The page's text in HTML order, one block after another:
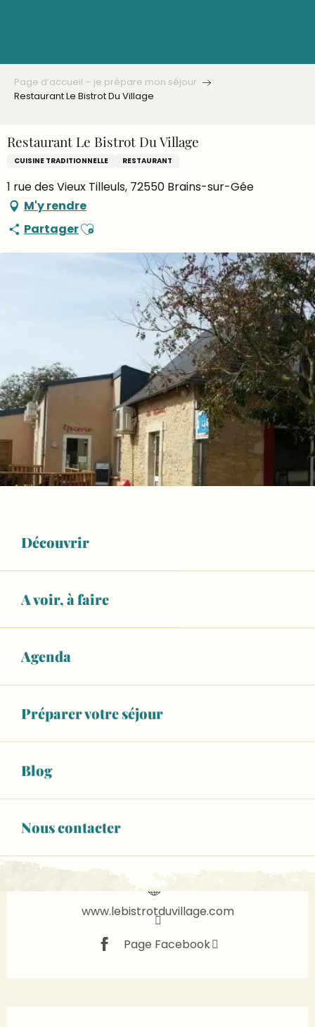
Découvrir
A voir, à faire
Agenda
Préparer votre séjour
Blog
Nous contacter
Page d’accueil – je prépare mon séjour
Restaurant Le Bistrot Du Village
Restaurant Le Bistrot Du Village
CUISINE TRADITIONNELLE RESTAURANT
1 rue des Vieux Tilleuls, 72550 Brains-sur-Gée
M'y rendre
PartagerAjouter aux favoris
Ouverture et coordonnées
Fermé aujourd'hui
14,90 €
Menu adulte
CONTACTEZ-NOUS
www.lebistrotduvillage.com
Page Facebook